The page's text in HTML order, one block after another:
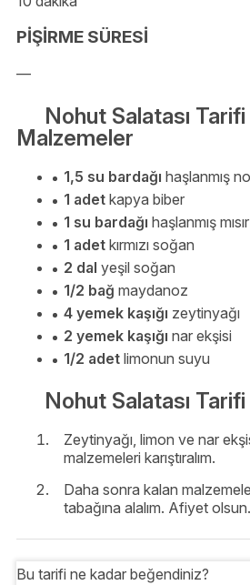
PİŞİRME SÜRESİ
—
Nohut Salatası
Malzemeler
1,5 su bardağı haşlanmış
1 adet kapya biber
1 su bardağı haşlanmış mısır
1 adet kırmızı soğan
2 dal yeşil soğan
1/2 bağ maydanoz
4 yemek kaşığı zeytinyağı
2 yemek kaşığı nar ekşisi
1/2 adet limonun suyu
Nohut Salatası Tarifi
Zeytinyağı, limon ve nar
malzemeleri karıştıralım.
Daha sonra kalan
tabağına alalım. Afiyet olsun.
Bu tarifi ne kadar beğendiniz?